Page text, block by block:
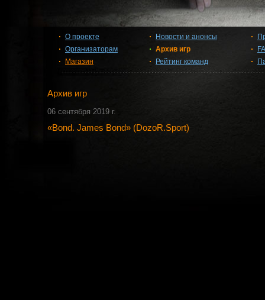
О проекте
Организаторам
Магазин
Новости и анонсы
Архив игр
Рейтинг команд
Архив игр
06 сентября 2019 г.
«Bond. James Bond» (DozoR.Sport)